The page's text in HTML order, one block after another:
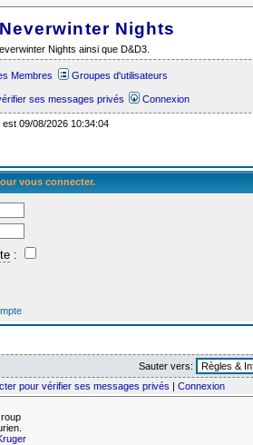
Nights
Nights ainsi que D&D3.
Membres Groupes d'utilisateurs
ses messages privés Connexion
09/08/2026 10:34:04
vous connecter.
:
Sauter vers:
pour vérifier ses messages privés Connexion